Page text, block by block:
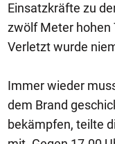
Einsatzkräfte zu
zwölf Meter hohen
Verletzt wurde
Immer wieder
dem Brand
bekämpfen, teilte